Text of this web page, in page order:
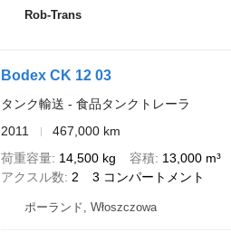
Rob-Trans
Bodex CK 12 03
タンク輸送 - 食品タンクトレーラ
2011
467,000 km
荷重容量 14,500 kg 容積 13,000 m³
アクスル数
2 3 コンパートメント
ポーランド, Włoszczowa